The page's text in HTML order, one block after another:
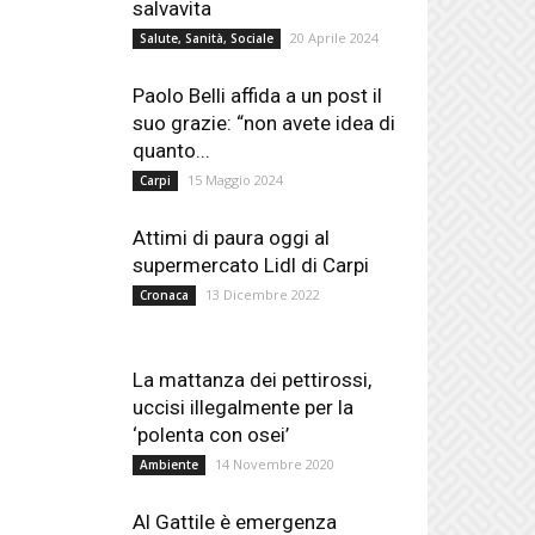
salvavita
Salute, Sanità, Sociale 20 Aprile 2024
Paolo Belli affida a un post il
suo grazie: “non avete idea di
quanto...
Carpi 15 Maggio 2024
Attimi di paura oggi al
supermercato Lidl di Carpi
Cronaca 13 Dicembre 2022
La mattanza dei pettirossi,
uccisi illegalmente per la
‘polenta con osei’
Ambiente 14 Novembre 2020
Al Gattile è emergenza